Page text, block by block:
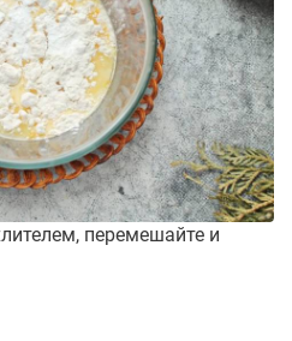
перемешайте и